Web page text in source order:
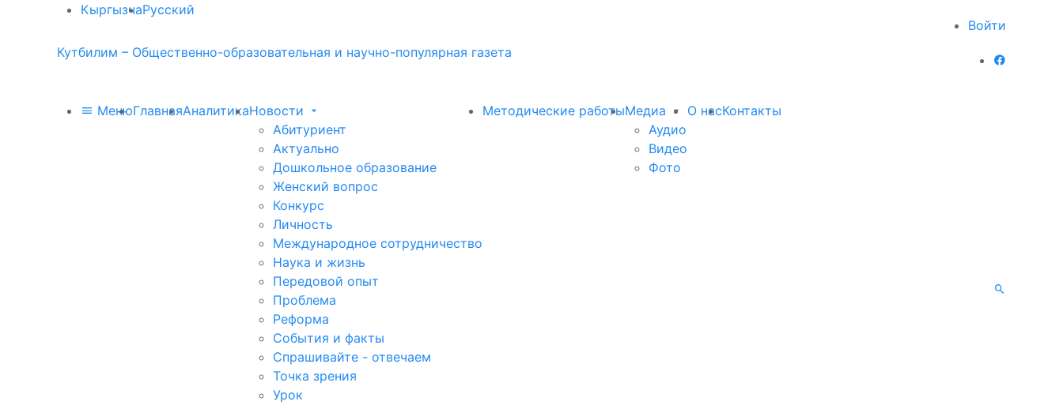
КыргызчаРусский
Войти
Кутбилим – Общественно-образовательная и научно-популярная газета
МенюГлавнаяАналитикаНовости
Абитуриент
Актуально
Дошкольное образование
Женский вопрос
Конкурс
Личность
Международное сотрудничество
Наука и жизнь
Передовой опыт
Проблема
Реформа
События и факты
Спрашивайте - отвечаем
Точка зрения
Урок
Методические работыМедиа
Аудио
Видео
Фото
О насКонтакты